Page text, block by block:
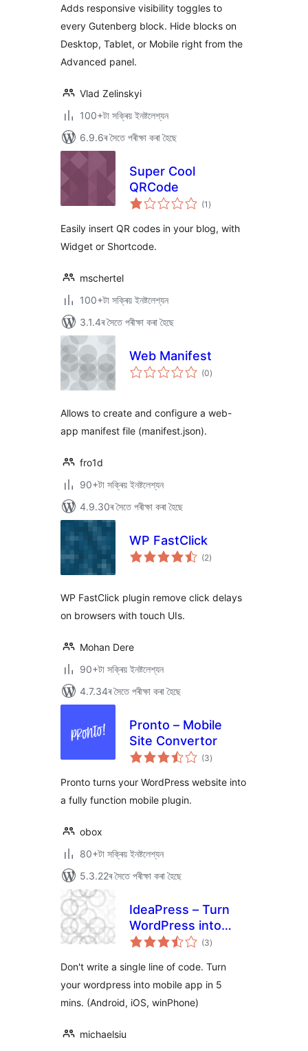
Adds responsive visibility toggles to
every Gutenberg block. Hide blocks on
Desktop, Tablet, or Mobile right from the
Advanced panel.
Vlad Zelinskyi
100+টা সক্ৰিয় ইনষ্টলেশ্যন
6.9.6ৰ সৈতে পৰীক্ষা কৰা হৈছে
Super Cool
QRCode
(1 টা
মুঠ)
Easily insert QR codes in your blog, with
Widget or Shortcode.
mschertel
100+টা সক্ৰিয় ইনষ্টলেশ্যন
3.1.4ৰ সৈতে পৰীক্ষা কৰা হৈছে
Web Manifest
(0টা
মুঠ)
Allows to create and configure a web-
app manifest file (manifest.json).
fro1d
90+টা সক্ৰিয় ইনষ্টলেশ্যন
4.9.30ৰ সৈতে পৰীক্ষা কৰা হৈছে
WP FastClick
(2টা
মুঠ)
WP FastClick plugin remove click delays
on browsers with touch UIs.
Mohan Dere
90+টা সক্ৰিয় ইনষ্টলেশ্যন
4.7.34ৰ সৈতে পৰীক্ষা কৰা হৈছে
Pronto – Mobile
Site Convertor
(3টা
মুঠ)
Pronto turns your WordPress website into
a fully function mobile plugin.
obox
80+টা সক্ৰিয় ইনষ্টলেশ্যন
5.3.22ৰ সৈতে পৰীক্ষা কৰা হৈছে
IdeaPress – Turn
WordPress into
Mobile Apps
WinPhone)
(3টা
মুঠ)
Don't write a single line of code. Turn
your wordpress into mobile app in 5
mins. (Android, iOS, winPhone)
michaelsiu